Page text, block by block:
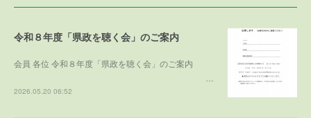
令和８年度「県政を聴く会」のご案内
会員 各位 令和８年度「県政を聴く会」のご案内
2026.05.20 06:52